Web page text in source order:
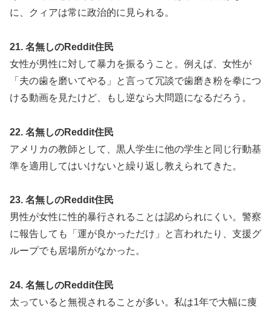
に、クィアは常に政治的に見られる。
21. 名無しのReddit住民
女性が男性に対して暴力を振るうこと。例えば、女性が
「夫の歯を磨いてやる」と言って冗談で歯磨き粉を拳につ
ける動画を見たけど、もし逆なら大問題になるだろう。
22. 名無しのReddit住民
アメリカの教師として、黒人学生に他の学生と同じ行動基
準を適用してはいけないと繰り返し教えられてきた。
23. 名無しのReddit住民
男性が女性に性的暴行されることは認められにくい。警察
に報告しても「運が良かっただけ」と言われたり、支援グ
ループでも居場所がなかった。
24. 名無しのReddit住民
太っていると無視されることが多い。私は1年で大幅に痩